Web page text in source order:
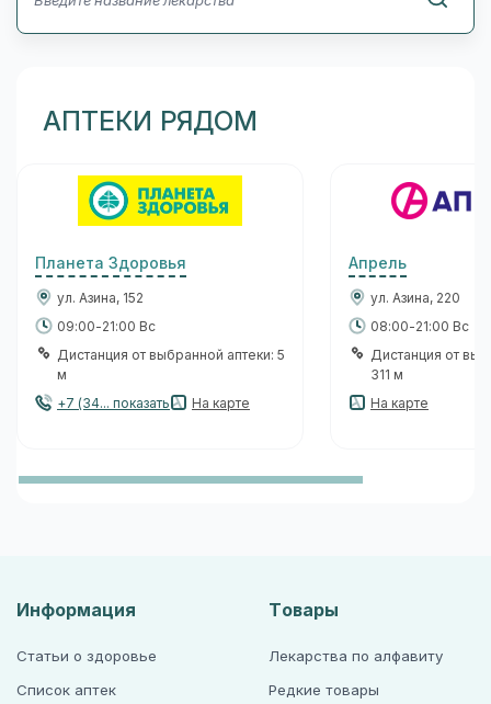
АПТЕКИ РЯДОМ
Планета Здоровья
ул. Азина, 152
09:00-21:00 Вс
Дистанция от выбранной аптеки: 5
м
+7 (34... показать
На карте
Апрель
ул. Азина, 220
08:00-21:00 Вс
Дистанция от
311 м
На карте
Информация
Статьи о здоровье
Список аптек
Товары
Лекарства по алфавиту
Редкие товары